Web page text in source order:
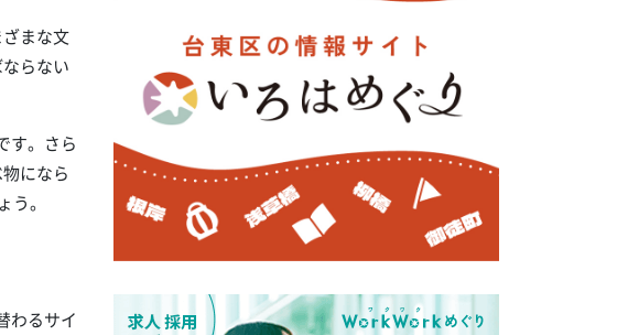
まな文
らない
す。さら
になら
。
わるサイ